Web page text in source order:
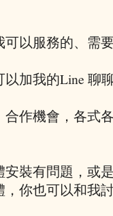
以服務的、需
加我的Line 聊
作機會，各式
裝有問題，或
，你也可以和我